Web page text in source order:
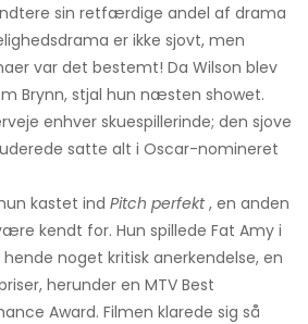
sin retfærdige andel af drama
er ikke sjovt, men
var det bestemt! Da Wilson blev
Brynn, stjal hun næsten showet.
enhver skuespillerinde; den sjove
satte alt i Oscar-nomineret
kastet ind Pitch perfekt, en anden
kendt for. Hun spillede Fat Amy i
noget kritisk anerkendelse, en
herunder en MTV Best
Award. Filmen klarede sig så